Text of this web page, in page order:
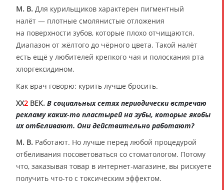
М. В. Для курильщиков характерен пигментный
налёт — плотные смолянистые отложения
на поверхности зубов, которые плохо отчищаются.
Диапазон от жёлтого до чёрного цвета. Такой налёт
есть ещё у любителей крепкого чая и полоскания рта
хлоргексидином.
Как врач говорю: курить лучше бросить.
XX2 ВЕК. В социальных сетях периодически встречаю
рекламу каких-то пластырей на зубы, которые якобы
их отбеливают. Они действительно работают?
М. В. Работают. Но лучше перед любой процедурой
отбеливания посоветоваться со стоматологом. Потому
что, заказывая товар в интернет-магазине, вы рискуете
получить что-то с токсическим эффектом.